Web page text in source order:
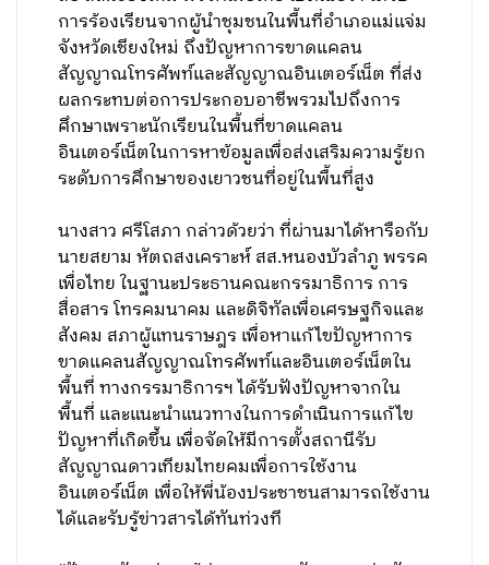
การร้องเรียนจากผู้นำชุมชนในพื้นที่อำเภอแม่แจ่ม
จังหวัดเชียงใหม่ ถึงปัญหาการขาดแคลน
สัญญาณโทรศัพท์และสัญญาณอินเตอร์เน็ตที่ส่ง
ผลกระทบต่อการประกอบอาชีพรวมไปถึงการ
ศึกษาเพราะนักเรียนในพื้นที่ขาดแคลน
อินเตอร์เน็ตในการหาข้อมูลเพื่อส่งเสริมความรู้ยก
ระดับการศึกษาของเยาวชนที่อยู่ในพื้นที่สูง
นางสาว ศรีโสภา กล่าวด้วยว่า ที่ผ่านมาได้หารือกับ
นายสยาม หัตถสงเคราะห์ สส.หนองบัวลำภู พรรค
เพื่อไทย ในฐานะประธานคณะกรรมาธิการ การ
สื่อสาร โทรคมนาคม และดิจิทัลเพื่อเศรษฐกิจและ
สังคม สภาผู้แทนราษฎร เพื่อหาแก้ไขปัญหาการ
ขาดแคลนสัญญาณโทรศัพท์และอินเตอร์เน็ตใน
พื้นที่ ทางกรรมาธิการฯ ได้รับฟังปัญหาจากใน
พื้นที่ และแนะนำแนวทางในการดำเนินการแก้ไข
ปัญหาที่เกิดขึ้น เพื่อจัดให้มีการตั้งสถานีรับ
สัญญาณดาวเทียมไทยคมเพื่อการใช้งาน
อินเตอร์เน็ต เพื่อให้พี่น้องประชาชนสามารถใช้งาน
ได้และรับรู้ข่าวสารได้ทันท่วงที